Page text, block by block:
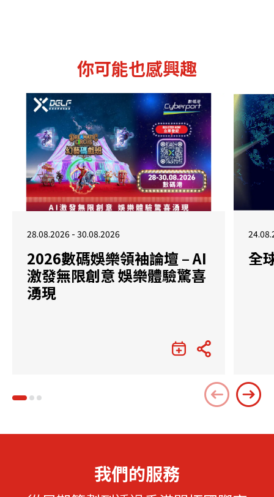
你可能也感興趣
28.08.2026 - 30.08.2026
2026數碼娛樂領袖論壇 – AI
激發無限創意 娛樂體驗驚喜
湧現
全
我們的服務